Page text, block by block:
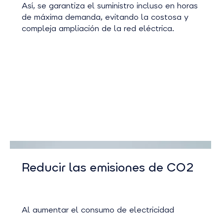
Así, se garantiza el suministro incluso en horas
de máxima demanda, evitando la costosa y
compleja ampliación de la red eléctrica.
Reducir las emisiones de CO2
Al aumentar el consumo de electricidad